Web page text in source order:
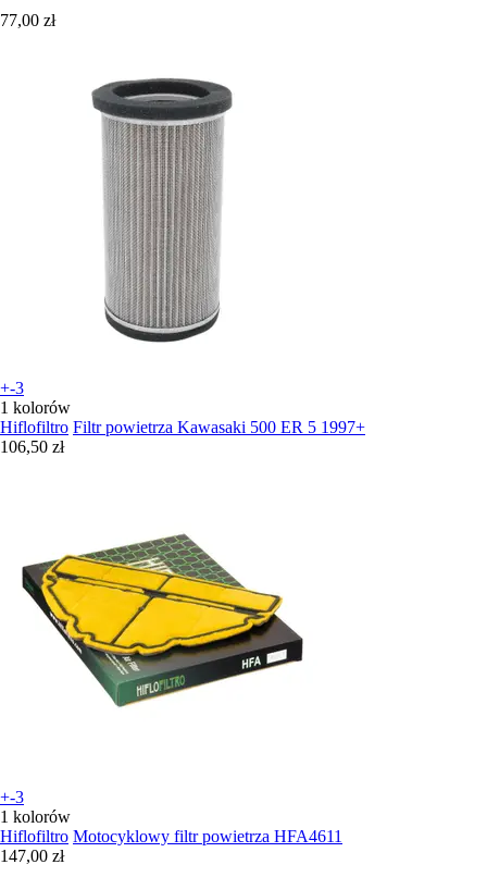
77,00 zł
+-3
1 kolorów
Hiflofiltro Filtr powietrza Kawasaki 500 ER 5 1997+
106,50 zł
+-3
1 kolorów
Hiflofiltro Motocyklowy filtr powietrza HFA4611
147,00 zł